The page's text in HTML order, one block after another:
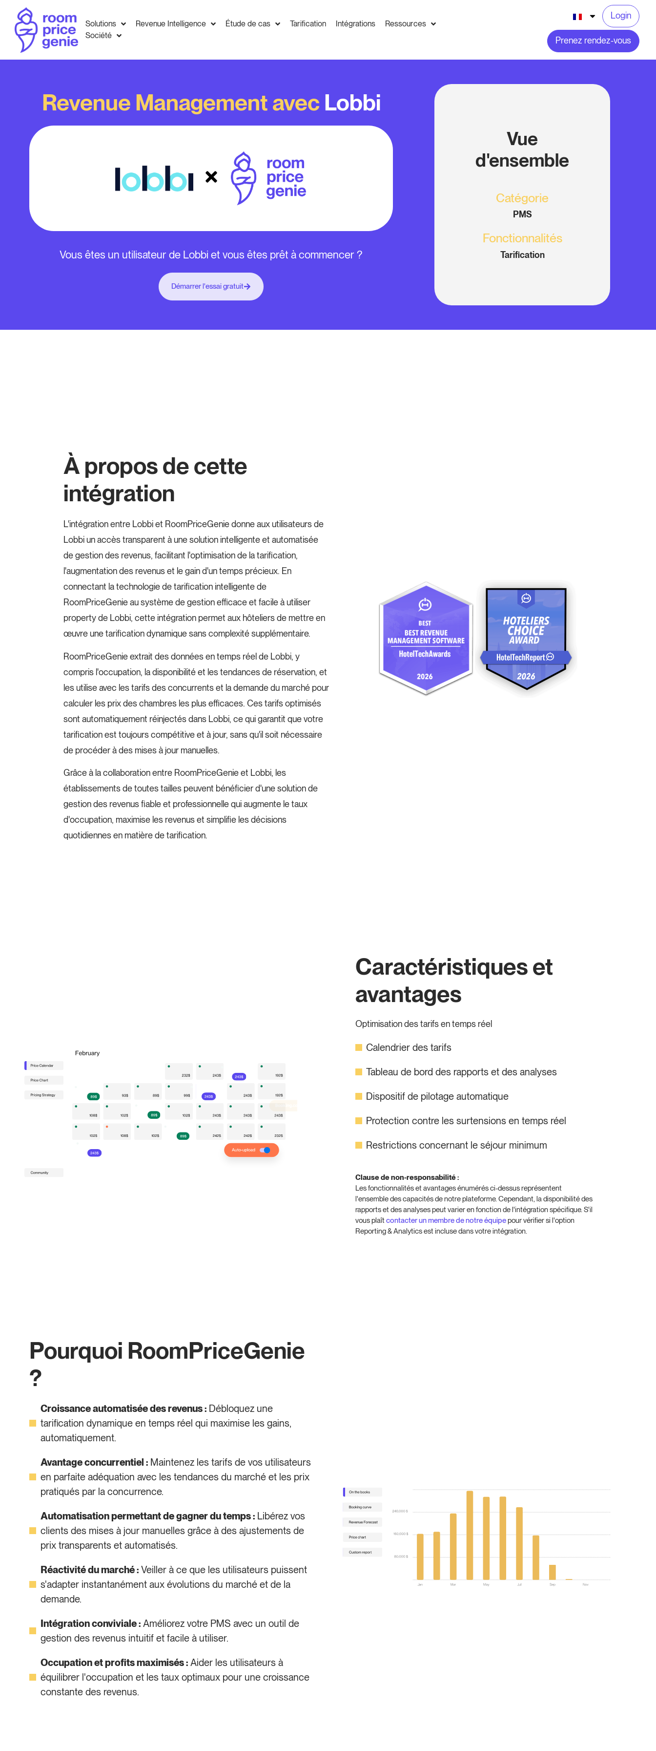
Solutions Revenue Intelligence Étude de cas Tarification Intégrations
Ressources
Société
Login
Prenez rendez-vous
Revenue Management avec Lobbi
Vous êtes un utilisateur de Lobbi et vous êtes prêt à commencer ?
Démarrer l'essai gratuit
Vue
d'ensemble
Catégorie
PMS
Fonctionnalités
Tarification
À propos de cette
intégration
L'intégration entre Lobbi et RoomPriceGenie donne aux utilisateurs de
Lobbi un accès transparent à une solution intelligente et automatisée
de gestion des revenus, facilitant l'optimisation de la tarification,
l'augmentation des revenus et le gain d'un temps précieux. En
connectant la technologie de tarification intelligente de
RoomPriceGenie au système de gestion efficace et facile à utiliser
property de Lobbi, cette intégration permet aux hôteliers de mettre en
œuvre une tarification dynamique sans complexité supplémentaire.
RoomPriceGenie extrait des données en temps réel de Lobbi, y
compris l'occupation, la disponibilité et les tendances de réservation, et
les utilise avec les tarifs des concurrents et la demande du marché pour
calculer les prix des chambres les plus efficaces. Ces tarifs optimisés
sont automatiquement réinjectés dans Lobbi, ce qui garantit que votre
tarification est toujours compétitive et à jour, sans qu'il soit nécessaire
de procéder à des mises à jour manuelles.
Grâce à la collaboration entre RoomPriceGenie et Lobbi, les
établissements de toutes tailles peuvent bénéficier d'une solution de
gestion des revenus fiable et professionnelle qui augmente le taux
d'occupation, maximise les revenus et simplifie les décisions
quotidiennes en matière de tarification.
Caractéristiques et
avantages
Optimisation des tarifs en temps réel
Calendrier des tarifs
Tableau de bord des rapports et des analyses
Dispositif de pilotage automatique
Protection contre les surtensions en temps réel
Restrictions concernant le séjour minimum
Clause de non-responsabilité :
Les fonctionnalités et avantages énumérés ci-dessus représentent
l'ensemble des capacités de notre plateforme. Cependant, la disponibilité des
rapports et des analyses peut varier en fonction de l'intégration spécifique. S'il
vous plaîtcontacter un membre de notre équipepour vérifier si l'option
Reporting & Analytics est incluse dans votre intégration.
Pourquoi RoomPriceGenie
?
Croissance automatisée des revenus :Débloquez une
tarification dynamique en temps réel qui maximise les gains,
automatiquement.
Avantage concurrentiel :Maintenez les tarifs de vos utilisateurs
en parfaite adéquation avec les tendances du marché et les prix
pratiqués par la concurrence.
Automatisation permettant de gagner du temps :Libérez vos
clients des mises à jour manuelles grâce à des ajustements de
prix transparents et automatisés.
Réactivité du marché :Veiller à ce que les utilisateurs puissent
s'adapter instantanément aux évolutions du marché et de la
demande.
Intégration conviviale :Améliorez votre PMS avec un outil de
gestion des revenus intuitif et facile à utiliser.
Occupation et profits maximisés :Aider les utilisateurs à
équilibrer l'occupation et les taux optimaux pour une croissance
constante des revenus.